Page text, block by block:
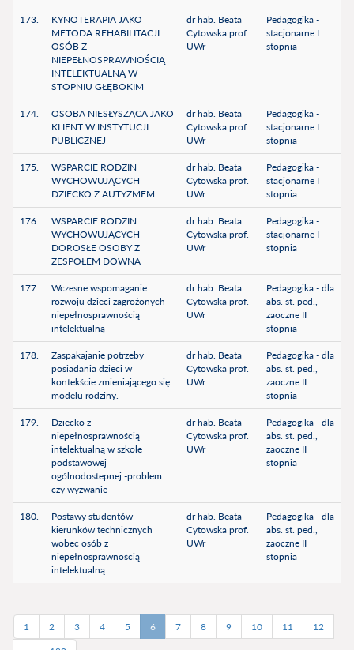
173.
KYNOTERAPIA JAKO
METODA REHABILITACJI
OSÓB Z
NIEPEŁNOSPRAWNOŚCIĄ
INTELEKTUALNĄ W
STOPNIU GŁĘBOKIM
dr hab. Beata
Cytowska prof.
UWr
Pedagogika -
stacjonarne I
stopnia
174.
OSOBA NIESŁYSZĄCA JAKO
KLIENT W INSTYTUCJI
PUBLICZNEJ
dr hab. Beata
Cytowska prof.
UWr
Pedagogika -
stacjonarne I
stopnia
175.
WSPARCIE RODZIN
WYCHOWUJĄCYCH
DZIECKO Z AUTYZMEM
dr hab. Beata
Cytowska prof.
UWr
Pedagogika -
stacjonarne I
stopnia
176.
WSPARCIE RODZIN
WYCHOWUJĄCYCH
DOROSŁE OSOBY Z
ZESPOŁEM DOWNA
dr hab. Beata
Cytowska prof.
UWr
Pedagogika -
stacjonarne I
stopnia
177.
Wczesne wspomaganie
rozwoju dzieci zagrożonych
niepełnosprawnością
intelektualną
dr hab. Beata
Cytowska prof.
UWr
Pedagogika - dla
abs. st. ped.,
zaoczne II
stopnia
178.
Zaspakajanie potrzeby
posiadania dzieci w
kontekście zmieniającego się
modelu rodziny.
dr hab. Beata
Cytowska prof.
UWr
Pedagogika - dla
abs. st. ped.,
zaoczne II
stopnia
179.
Dziecko z
niepełnosprawnością
intelektualną w szkole
podstawowej
ogólnodostepnej -problem
czy wyzwanie
dr hab. Beata
Cytowska prof.
UWr
Pedagogika - dla
abs. st. ped.,
zaoczne II
stopnia
180.
Postawy studentów
kierunków technicznych
wobec osób z
niepełnosprawnością
intelektualną.
dr hab. Beata
Cytowska prof.
UWr
Pedagogika - dla
abs. st. ped.,
zaoczne II
stopnia
1 2 3 4 5 6 7 8 9 10 11 12